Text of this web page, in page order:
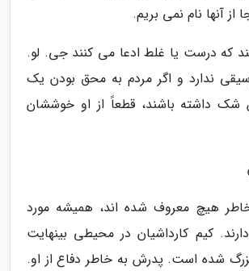
از آنها نام نمی بریم.
که درست یا غلط ادعا می کنند جی. لو.
ندارد و اگر مردم به محق بودن یک
شک داشته باشند، قطعاً از او خوششان
هیچ معروف شده اند، همیشه مورد
کیم کارداشیان در محیطی بینهایت
شده است. پدرش به خاطر دفاع از او.